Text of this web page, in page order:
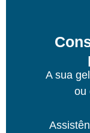
A sua
ou